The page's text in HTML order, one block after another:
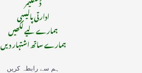
ادارتی پالیسی
ہمارے لیے لکھیں
ہمارے ساتھ اشتہار دیں
ہم سے رابطہ کریں